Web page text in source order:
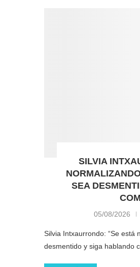
SILVIA
SEA
05/08/2026
Silvia Intxaurrondo: “Se está
desmentido y siga hablando